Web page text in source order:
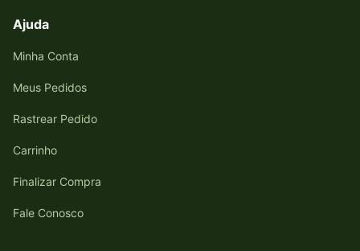
Ajuda
Minha Conta
Meus Pedidos
Rastrear Pedido
Carrinho
Finalizar Compra
Fale Conosco